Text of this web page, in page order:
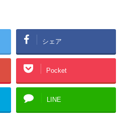
シェア
Pocket
LINE